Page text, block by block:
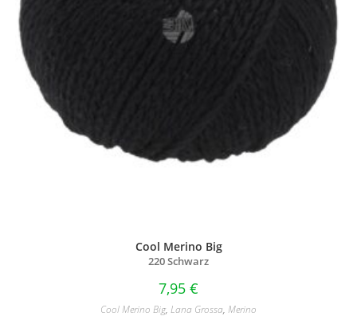
Cool Merino Big
220 Schwarz
7,95 €
Cool Merino Big, Lana Grossa, Merino